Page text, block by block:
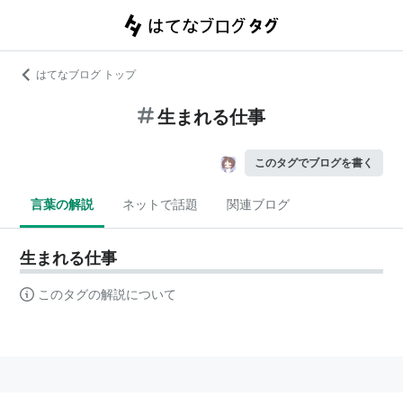
はてなブログ トップ
生まれる仕事
このタグでブログを書く
言葉の解説 ネットで話題 関連ブログ
生まれる仕事
このタグの解説について